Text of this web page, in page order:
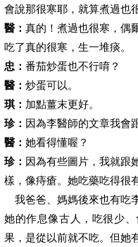
會說那很寒耶，就算煮過也
醫：真的！煮過也很寒，偶
吃了真的很寒，生一堆痰。
忠： 番茄炒蛋也不行唷？
醫： 炒蛋可以。
琪： 加點薑末更好。
珍： 因為李醫師的文章我會
醫： 她看得懂喔？
珍： 因為有些圖片，我就跟
樣，像痔瘡。她吃藥吃得很
我爸爸、媽媽後來也有吃
她的作息像古人，吃很少
果，是從以前就不吃。但她